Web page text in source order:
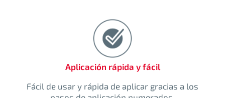
Aplicación rápida y fácil
Fácil de usar y rápida de aplicar gracias a los